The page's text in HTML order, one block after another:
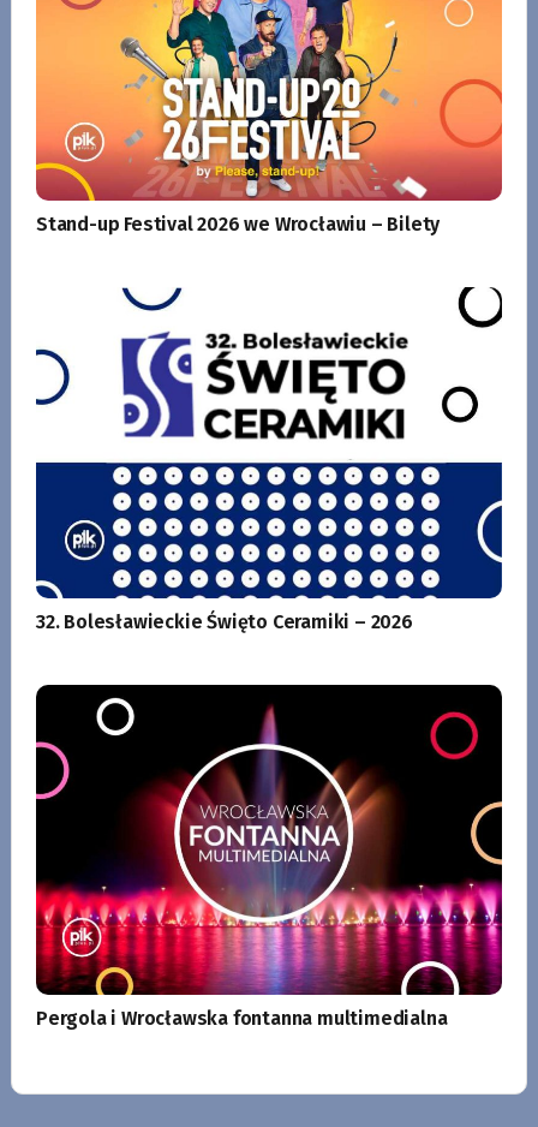
Stand-up Festival 2026 we Wrocławiu – Bilety
32. Bolesławieckie Święto Ceramiki – 2026
Pergola i Wrocławska fontanna multimedialna